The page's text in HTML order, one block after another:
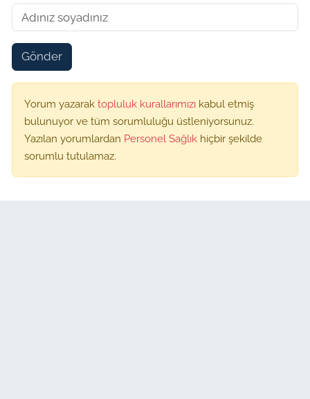
Gönder
Yorum yazarak topluluk kurallarımızı kabul etmiş
bulunuyor ve tüm sorumluluğu üstleniyorsunuz.
Yazılan yorumlardan Personel Sağlık hiçbir şekilde
sorumlu tutulamaz.